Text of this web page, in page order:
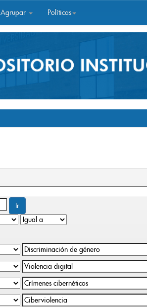
Agrupar Políticas